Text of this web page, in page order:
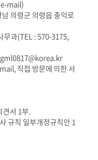
mail)
남 의령군 의령읍 충익로
과(TEL : 570-3175,
직접 방문에 의한 서
견서 1부.
규칙 일부개정규칙안1